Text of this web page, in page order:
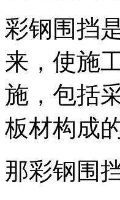
彩钢围挡
来，使施
施，包括
板材构成
那彩钢围